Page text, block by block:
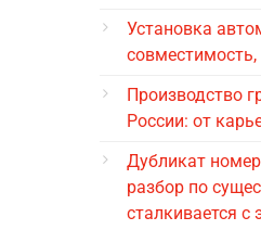
Установка
Производство
России: от
Дубликат
разбор по
сталкивается с